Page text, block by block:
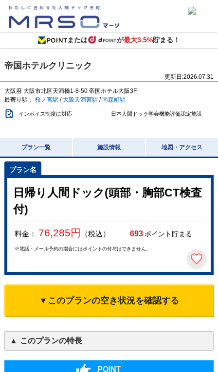
または が最大3.5%貯まる！
帝国ホテルクリニック
更新日:2026.07.31
大阪府 大阪市北区天満橋1-8-50 帝国ホテル大阪3F
最寄り駅： 桜ノ宮駅 /大阪天満宮駅 /南森町駅
インボイス制度に対応 日本人間ドック学会機能評価認定施設
プラン一覧 施設情報 地図・アクセス
日帰り人間ドック(頭部・胸部CT検査
付)
料金： 76,285円 （税込） 693ポイント貯まる
※電話・メール予約の場合にはポイントの付与はできません。
▼このプランの空き状況を確認する
このプランの特長
POINT